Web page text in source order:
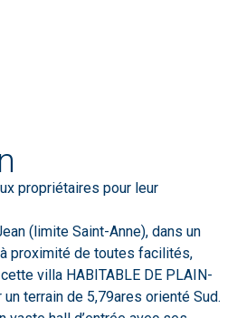
propriétaires pour leur
(limite Saint-Anne), dans un
proximité de toutes facilités,
villa HABITABLE DE PLAIN-
terrain de 5,79ares orienté Sud.